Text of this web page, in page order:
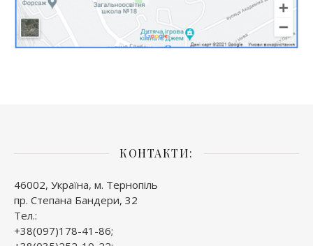
КОНТАКТИ:
46002, Україна, м. Тернопіль
пр. Степана Бандери, 32
Тел.:
+38(097)178-41-86;